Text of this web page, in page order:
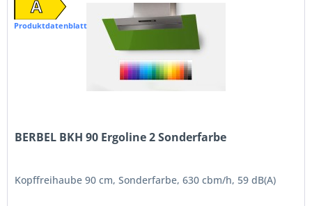
A
Produktdatenblatt
BERBEL BKH 90 Ergoline 2 Sonderfarbe
Kopffreihaube 90 cm, Sonderfarbe, 630 cbm/h, 59 dB(A)